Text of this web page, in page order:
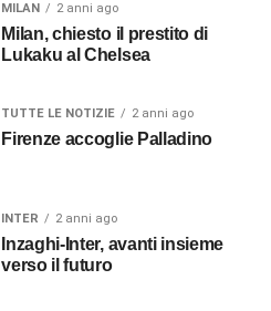
MILAN 2 anni ago
Milan, chiesto il prestito di
Lukaku al Chelsea
TUTTE LE NOTIZIE 2 anni ago
Firenze accoglie Palladino
INTER 2 anni ago
Inzaghi-Inter, avanti insieme
verso il futuro